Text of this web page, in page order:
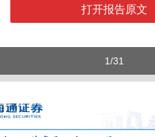
打开报告原文
1/31